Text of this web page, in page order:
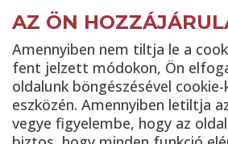
AZ ÖN
Amennyiben nem tiltja le a
fent jelzett módokon, Ön
oldalunk böngészésével
eszközén. Amennyiben letiltja
vegye figyelembe, hogy az